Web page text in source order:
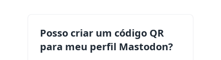
Posso criar um código QR
para meu perfil Mastodon?